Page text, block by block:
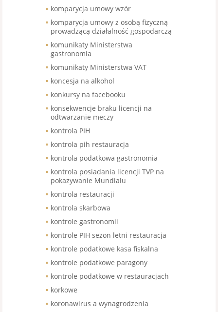
komparycja umowy wzór
komparycja umowy z osobą fizyczną
prowadzącą działalność gospodarczą
komunikaty Ministerstwa
gastronomia
komunikaty Ministerstwa VAT
koncesja na alkohol
konkursy na facebooku
konsekwencje braku licencji na
odtwarzanie meczy
kontrola PIH
kontrola pih restauracja
kontrola podatkowa gastronomia
kontrola posiadania licencji TVP na
pokazywanie Mundialu
kontrola restauracji
kontrola skarbowa
kontrole gastronomii
kontrole PIH sezon letni restauracja
kontrole podatkowe kasa fiskalna
kontrole podatkowe paragony
kontrole podatkowe w restauracjach
korkowe
koronawirus a wynagrodzenia